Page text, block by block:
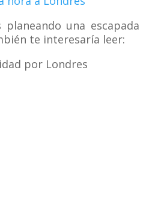
planeando una escapada
te interesaría leer:
por Londres